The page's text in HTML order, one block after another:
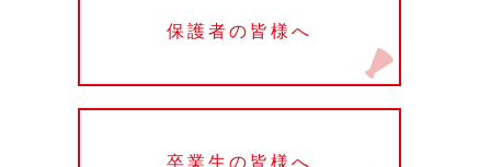
保護者の皆様へ
卒業生の皆様へ